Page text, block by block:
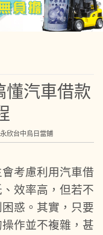
懂汽車借款
永欣台中烏日當鋪
考慮利用汽車借
效率高，但若不
惑。其實，只要
作並不複雜，甚